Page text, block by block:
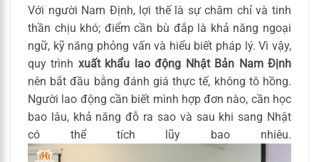
Với người Nam Định, lợi thế là sự chăm chỉ và tinh
thần chịu khó; điểm cần bù đắp là khả năng ngoại
ngữ, kỹ năng phỏng vấn và hiểu biết pháp lý. Vì vậy,
quy trình xuất khẩu lao động Nhật Bản Nam Định
nên bắt đầu bằng đánh giá thực tế, không tô hồng.
Người lao động cần biết mình hợp đơn nào, cần học
bao lâu, khả năng đỗ ra sao và sau khi sang Nhật
có thể tích lũy bao nhiêu.